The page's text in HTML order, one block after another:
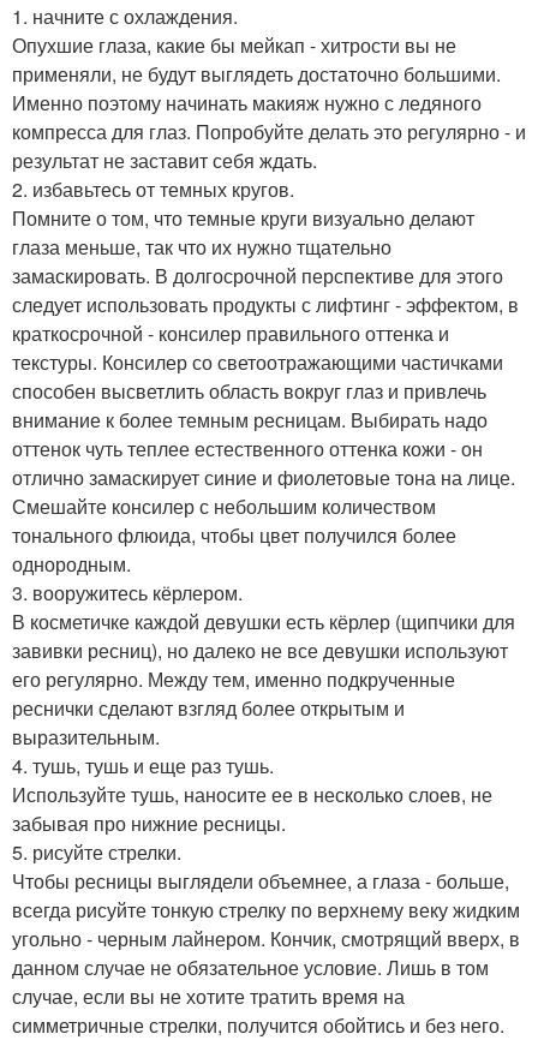
1. начните с охлаждения.
Опухшие глаза, какие бы мейкап - хитрости вы не
применяли, не будут выглядеть достаточно большими.
Именно поэтому начинать макияж нужно с ледяного
компресса для глаз. Попробуйте делать это регулярно - и
результат не заставит себя ждать.
2. избавьтесь от темных кругов.
Помните о том, что темные круги визуально делают
глаза меньше, так что их нужно тщательно
замаскировать. В долгосрочной перспективе для этого
следует использовать продукты с лифтинг - эффектом, в
краткосрочной - консилер правильного оттенка и
текстуры. Консилер со светоотражающими частичками
способен высветлить область вокруг глаз и привлечь
внимание к более темным ресницам. Выбирать надо
оттенок чуть теплее естественного оттенка кожи - он
отлично замаскирует синие и фиолетовые тона на лице.
Смешайте консилер с небольшим количеством
тонального флюида, чтобы цвет получился более
однородным.
3. вооружитесь кёрлером.
В косметичке каждой девушки есть кёрлер (щипчики для
завивки ресниц), но далеко не все девушки используют
его регулярно. Между тем, именно подкрученные
реснички сделают взгляд более открытым и
выразительным.
4. тушь, тушь и еще раз тушь.
Используйте тушь, наносите ее в несколько слоев, не
забывая про нижние ресницы.
5. рисуйте стрелки.
Чтобы ресницы выглядели объемнее, а глаза - больше,
всегда рисуйте тонкую стрелку по верхнему веку жидким
угольно - черным лайнером. Кончик, смотрящий вверх, в
данном случае не обязательное условие. Лишь в том
случае, если вы не хотите тратить время на
симметричные стрелки, получится обойтись и без него.